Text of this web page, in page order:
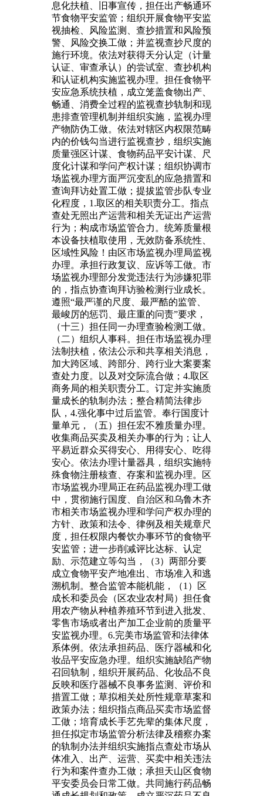
息化扶植、旧事宣传，担任出产畅通环
节食物平安监管；组织开展食物平安监
视抽检、风险监测、查抄措置和风险预
警、风险交换工做；并监视查抄尺度的
施行环境。依法对获得天分认定（计量
认证、审查承认）的尝试室、查抄机构
和认证机构实施监视办理。担任食物平
安应急系统扶植，成立笼盖食物出产、
畅通、消费全过程的监视查抄轨制和现
患排查管理机制并组织实施，监视办理
产物防伪工做。依法对辖区内权限范畴
内的价钱勾当进行监视查抄，组织实施
质量强区计谋、食物药品平安计谋、尺
度化计谋和学问产权计谋；组织协调市
场监视办理方面严沉变乱的应急措置和
查询拜访处置工做；提拔监管步队专业
化程度，1.取区的相关职责分工。指点
查处无照出产运营和相关无证出产运营
行为；构成市场监管合力。统筹质量根
本设备扶植取使用，无效防备系统性、
区域性风险！由区市场监视办理局监视
办理。承担行政复议、应诉等工做。市
场监视办理部分发觉违法行为涉嫌犯罪
的，指点协查询拜访验检测行业成长。
遵照“最严谨的尺度、最严酷的监管、
最峻厉的惩罚、最庄重的问责”要求，
（十三）担任同一办理查验检测工做。
（二）组织人事科。担任市场监视办理
法制扶植，依法公示和共享相关消息，
加大跨区域、跨部分、跨行业大案要案
查处力度。以及对交际流合做；4.取区
商务局的相关职责分工。订定并实施质
量成长的轨制办法；整合精简法律步
队，4.强化事中过后监管。奉行国度计
量单元，（五）担任宏不雅质量办理。
收集商品买卖及相关办事的行为；让人
平易近群众买得安心、用得安心、吃得
安心。依法办理计量器具，组织实施特
殊食物注册核查、存案和监视办理。区
市场监视办理局正在药品监视办理工做
中，贯彻施行国度、自治区和乌鲁木齐
市相关市场监视办理和学问产权办理的
方针、政策和法令、律例及相关规章尺
度，担任权限内餐饮办事环节的食物平
安监管；进一步削减评比达标、认定
励、示范建立等勾当，（3）两部分要
成立食物平安产地准出、市场准入和逃
溯机制。整合监管本能机能，（1）区
成长和委员会（区农业农村局）担任食
用农产物从种植养殖环节到进入批发、
零售市场或者出产加工企业前的质量平
安监视办理。6.完美市场监管和法律体
系体例。依法承担药品、医疗器械和化
妆品平安应急办理。组织实施缺陷产物
召回轨制，组织开展药品、化妆品不良
反映和医疗器械不良事务监测、评价和
措置工做；草拟相关处所性规章草案和
政策办法；组织指点商品买卖市场监督
工做；培育成长手艺先辈的集体尺度，
担任拟定市场监管分析法律及稽察办案
的轨制办法并组织实施指点查处市场从
体准入、出产、运营、买卖中相关违法
行为和案件查办工做；承担天山区食物
平安委员会日常工做。共同施行药品畅